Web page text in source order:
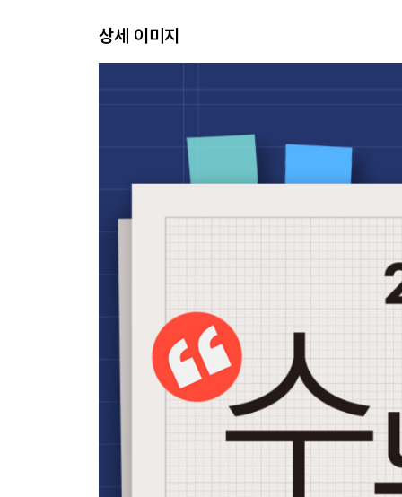
16평화와 공존의 세계
실전 모의고사 4회
실전 모의고사 5회
상세 이미지